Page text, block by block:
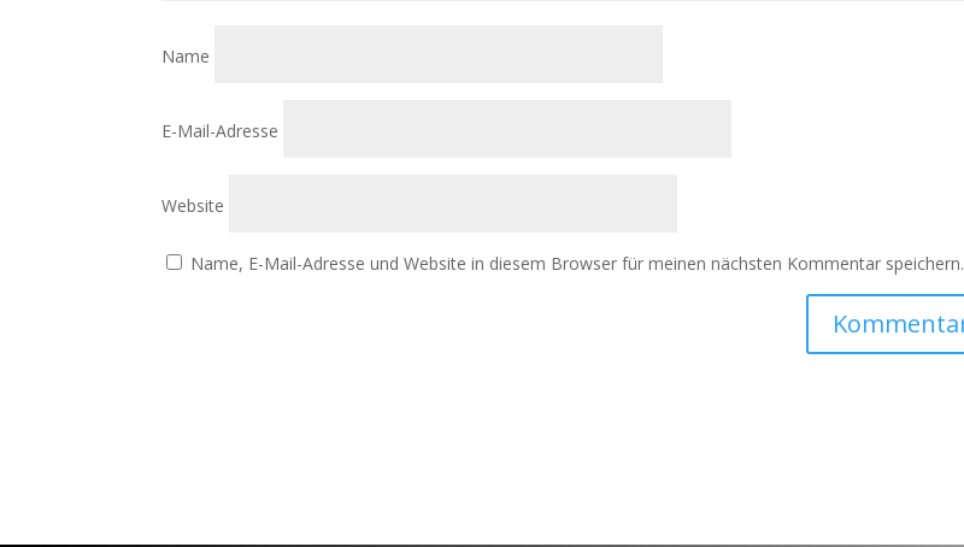
Name
E-Mail-Adresse
Website
Name, E-Mail-Adresse und Website in diesem Browser für meinen nächsten Kommentar speichern.